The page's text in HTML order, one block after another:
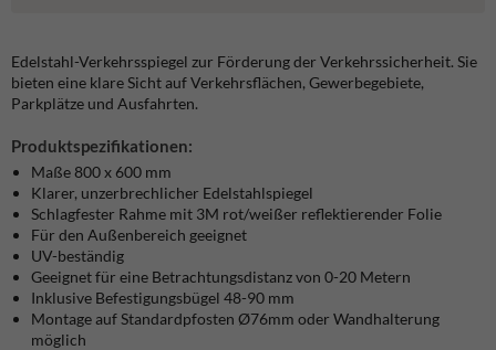
Edelstahl-Verkehrsspiegel zur Förderung der Verkehrssicherheit. Sie
bieten eine klare Sicht auf Verkehrsflächen, Gewerbegebiete,
Parkplätze und Ausfahrten.
Produktspezifikationen:
Maße 800 x 600 mm
Klarer, unzerbrechlicher Edelstahlspiegel
Schlagfester Rahme mit 3M rot/weißer reflektierender Folie
Für den Außenbereich geeignet
UV-beständig
Geeignet für eine Betrachtungsdistanz von 0-20 Metern
Inklusive Befestigungsbügel 48-90 mm
Montage auf Standardpfosten Ø76mm oder Wandhalterung
möglich